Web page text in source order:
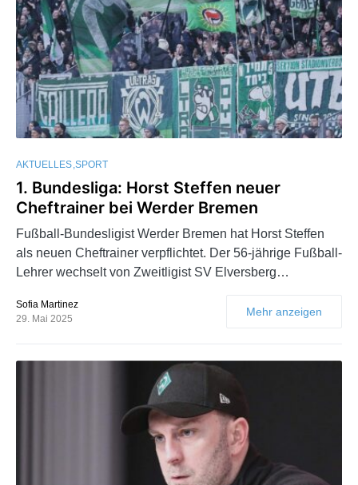
AKTUELLES SPORT
1. Bundesliga: Horst Steffen neuer
Cheftrainer bei Werder Bremen
Fußball-Bundesligist Werder Bremen hat Horst Steffen
als neuen Cheftrainer verpflichtet. Der 56-jährige Fußball-
Lehrer wechselt von Zweitligist SV Elversberg…
Sofia Martinez
29. Mai 2025
Mehr anzeigen